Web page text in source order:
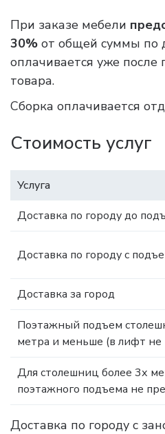
При заказе мебели
30% от общей суммы по
оплачивается уже
товара.
Сборка оплачивается
Стоимость услуг
Услуга
Доставка по городу до
Доставка по городу с
Доставка за город
Поэтажный подъем
метра и меньше (в лифт не
Для столешниц более 3х
поэтажного подъема не
Доставка по городу с